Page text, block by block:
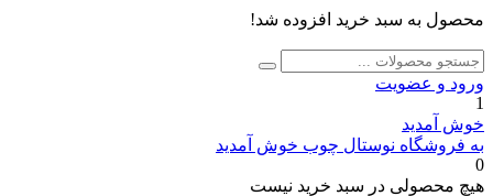
محصول به سبد خرید افزوده شد!
جستجو
برای:
جستجو
ورود و عضویت
1
خوش آمدید
به فروشگاه نوستال چوب خوش آمدید
0
هیچ محصولی در سبد خرید نیست